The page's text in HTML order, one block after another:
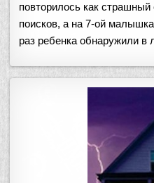
повторилось как
поисков, а на 7-ой
раз ребенка обнаружили в